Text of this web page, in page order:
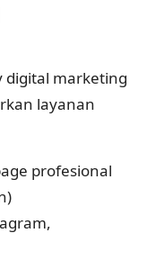
digital marketing
layanan
profesional